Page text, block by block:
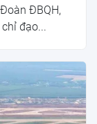
ĐBQH,
đạo...